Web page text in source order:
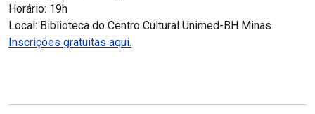
Horário: 19h
Local: Biblioteca do Centro Cultural Unimed-BH Minas
Inscrições gratuitas aqui.